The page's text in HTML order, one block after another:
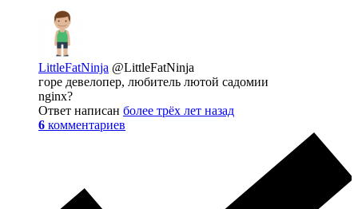
LittleFatNinja @LittleFatNinja
горе девелопер, любитель лютой садомии
nginx?
Ответ написан более трёх лет назад
6 комментариев